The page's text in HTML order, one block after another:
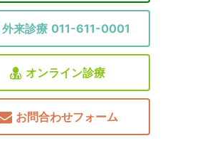
外来診療 011-611-0001
オンライン診療
お問合わせフォーム